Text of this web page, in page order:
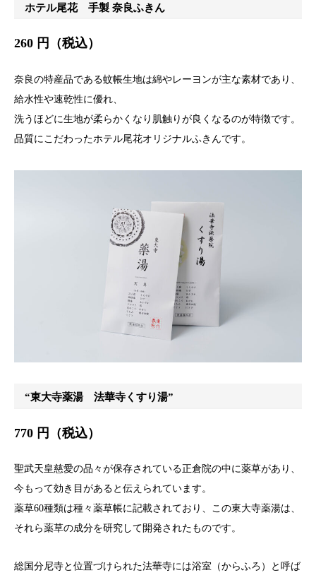
ホテル尾花 手製 奈良ふきん
260 円（税込）
奈良の特産品である蚊帳生地は綿やレーヨンが主な素材であり、
給水性や速乾性に優れ、
洗うほどに生地が柔らかくなり肌触りが良くなるのが特徴です。
品質にこだわったホテル尾花オリジナルふきんです。
“東大寺薬湯 法華寺くすり湯”
770 円（税込）
聖武天皇慈愛の品々が保存されている正倉院の中に薬草があり、
今もって効き目があると伝えられています。
薬草60種類は種々薬草帳に記載されており、この東大寺薬湯は、
それら薬草の成分を研究して開発されたものです。
総国分尼寺と位置づけられた法華寺には浴室（からふろ）と呼ば